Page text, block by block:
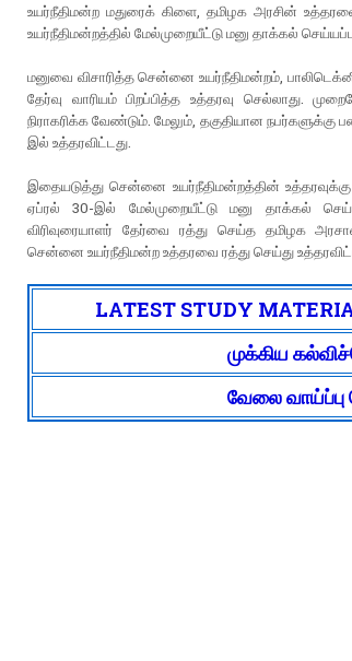
உயர்நீதிமன்ற மதுரைக் கிளை, தமிழக அரசின்
உயர்நீதிமன்றத்தில் மேல்முறையீட்டு மனு தாக்கல்
மனுவை விசாரித்த சென்னை உயர்நீதிமன்றம்,
தேர்வு வாரியம் பிறப்பித்த உத்தரவு செல்லாது.
நிராகரிக்க வேண்டும். மேலும், தகுதியான
இல் உத்தரவிட்டது.
இதையடுத்து சென்னை உயர்நீதிமன்றத்தின் உத்தரவுக்கு
ஏப்ரல் 30-இல் மேல்முறையீட்டு மனு தாக்கல்
விரிவுரையாளர் தேர்வை ரத்து செய்த தமிழக
சென்னை உயர்நீதிமன்ற உத்தரவை ரத்து செய்து
LATEST STUDY
முக்கிய
வேலை